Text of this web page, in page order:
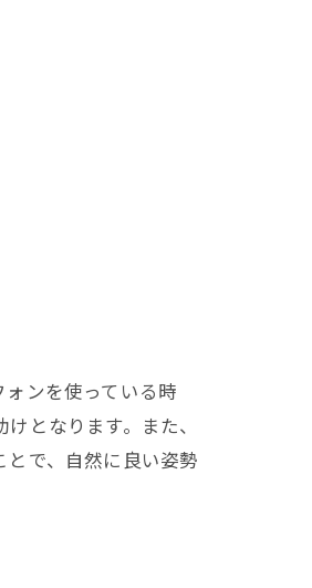
ンを使っている時
となります。また、
で、自然に良い姿勢